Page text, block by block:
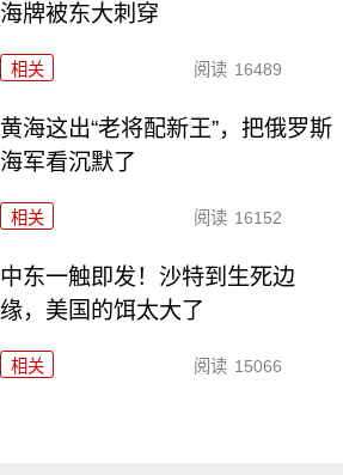
海牌被东大刺穿
相关 阅读 16489
黄海这出“老将配新王”，把俄罗斯
海军看沉默了
相关 阅读 16152
中东一触即发！沙特到生死边
缘，美国的饵太大了
相关 阅读 15066